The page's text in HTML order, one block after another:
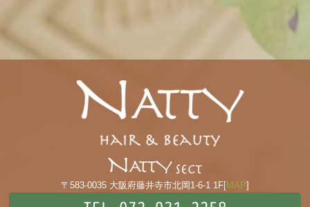
〒583-0035 大阪府藤井寺市北岡1-6-1 1F[MAP]